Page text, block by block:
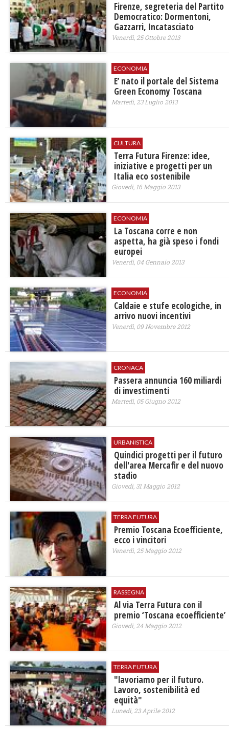
Firenze, segreteria del Partito
Democratico: Dormentoni,
Gazzarri, Incatasciato
Venerdì, 25 Ottobre 2013
ECONOMIA
E’ nato il portale del Sistema
Green Economy Toscana
Martedì, 23 Luglio 2013
CULTURA
Terra Futura Firenze: idee,
iniziative e progetti per un
Italia eco sostenibile
Giovedì, 16 Maggio 2013
ECONOMIA
La Toscana corre e non
aspetta, ha già speso i fondi
europei
Venerdì, 04 Gennaio 2013
ECONOMIA
Caldaie e stufe ecologiche, in
arrivo nuovi incentivi
Venerdì, 09 Novembre 2012
CRONACA
Passera annuncia 160 miliardi
di investimenti
Martedì, 05 Giugno 2012
URBANISTICA
Quindici progetti per il futuro
dell'area Mercafir e del nuovo
stadio
Giovedì, 31 Maggio 2012
TERRA FUTURA
Premio Toscana Ecoefficiente,
ecco i vincitori
Venerdì, 25 Maggio 2012
RASSEGNA
Al via Terra Futura con il
premio ‘Toscana ecoefficiente’
Giovedì, 24 Maggio 2012
TERRA FUTURA
"lavoriamo per il futuro.
Lavoro, sostenibilità ed
equità"
Lunedì, 23 Aprile 2012